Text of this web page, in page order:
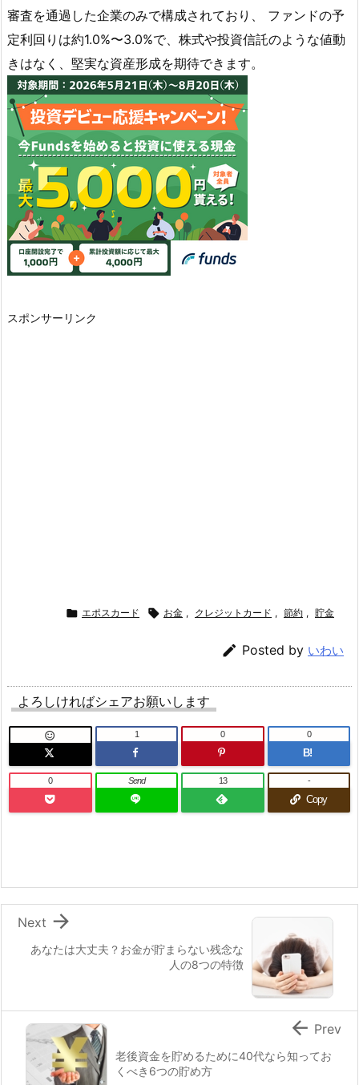
審査を通過した企業のみで構成されており、 ファンドの予
定利回りは約1.0%〜3.0%で、株式や投資信託のような値動
きはなく、堅実な資産形成を期待できます。
スポンサーリンク
 エポスカード  お金 , クレジットカード , 節約 , 貯金
 Posted by いわい
よろしければシェアお願いします
 1 0
B!
0
0 Send 13
Copy
-
あなたは大丈夫？お金が貯まらない残念な
人の8つの特徴

Next
老後資金を貯めるために40代なら知ってお
くべき6つの貯め方
 Prev